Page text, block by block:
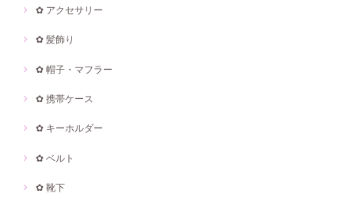
✿ アクセサリー
✿ 髪飾り
✿ 帽子・マフラー
✿ 携帯ケース
✿ キーホルダー
✿ ベルト
✿ 靴下